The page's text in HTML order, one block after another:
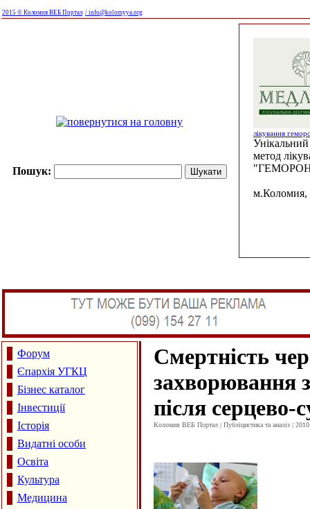
2015 © Коломия ВЕБ Портал / info@kolomyya.org
Пошук:
лікування
Унікальний
метод
м.Коломия,
Форум
Єпархія УГКЦ
Бізнес каталог
Інвестиції
Історія
Видатні особи
Освіта
Культура
Медицина
Смертність
захворювання
після серцево-
Коломия ВЕБ Портал | Публіцистика та аналіз |